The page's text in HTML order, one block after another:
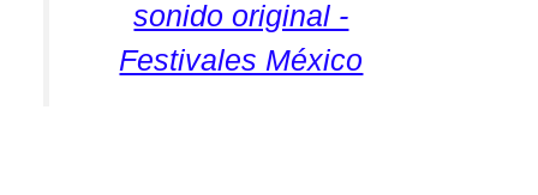
sonido original -
Festivales México